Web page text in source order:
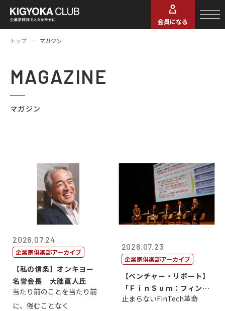
会員になる
トップ マガジン
MAGAZINE
マガジン
2026.07.24
企業家倶楽部アーカイブ
【私の信条】オンキヨー
名誉会長 大朏直人氏
当たり前のことを当たり前
に、倦むことなく
2026.07.23
企業家倶楽部アーカイブ
【ベンチャー・リポート】
「ＦｉｎＳｕｍ：フィンテ
ック・サミッ...
止まらないFinTech革命